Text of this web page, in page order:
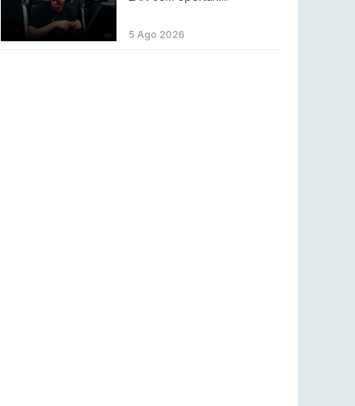
MOUZ surpreende Spirit para vencer BLAST
Bounty
5 Ago 2026